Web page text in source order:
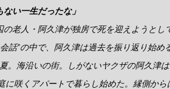
ない一生だったな」
の老人・阿久津が独房で死を迎えようと
話”の中で、阿久津は過去を振り返り始め
。海沿いの街。しがないヤクザの阿久津
に咲くアパートで暮らし始めた。縁側か